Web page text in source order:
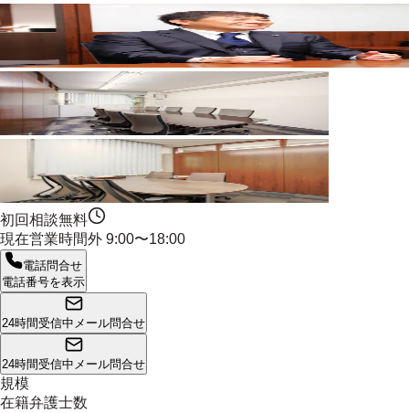
初回相談無料
現在営業時間外 9:00〜18:00
電話問合せ
電話番号を表示
24時間受信中 メール問合せ
24時間受信中 メール問合せ
規模
在籍弁護士数